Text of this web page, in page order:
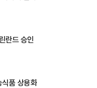
란드 승인
품 상용화